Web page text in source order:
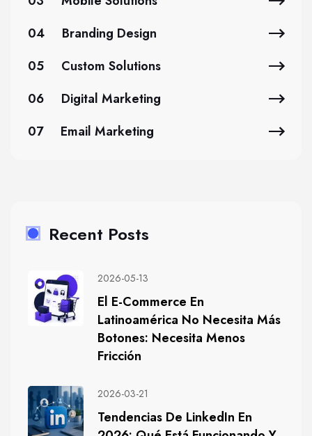
04
Branding Design
05
Custom Solutions
06
Digital Marketing
07
Email Marketing
Recent Posts
2026-05-13
El E-Commerce En
Latinoamérica No Necesita Más
Botones: Necesita Menos
Fricción
2026-03-21
Tendencias De LinkedIn En